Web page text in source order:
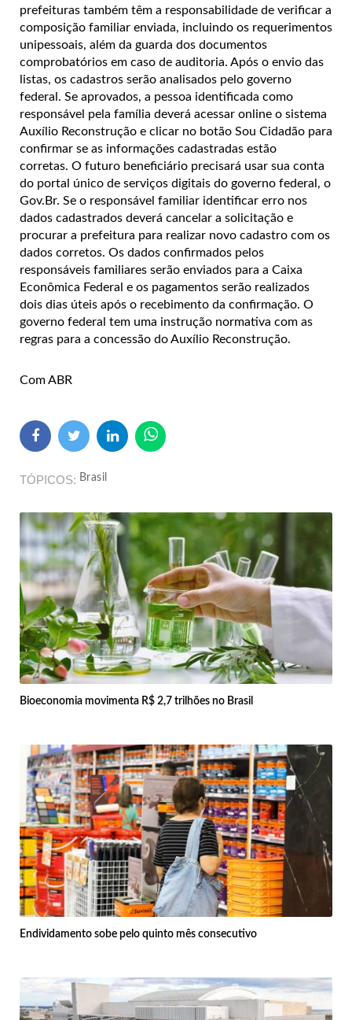
prefeituras também têm a responsabilidade de verificar a
composição familiar enviada, incluindo os requerimentos
unipessoais, além da guarda dos documentos
comprobatórios em caso de auditoria. Após o envio das
listas, os cadastros serão analisados pelo governo
federal. Se aprovados, a pessoa identificada como
responsável pela família deverá acessar online o sistema
Auxílio Reconstrução e clicar no botão Sou Cidadão para
confirmar se as informações cadastradas estão
corretas. O futuro beneficiário precisará usar sua conta
do portal único de serviços digitais do governo federal, o
Gov.Br. Se o responsável familiar identificar erro nos
dados cadastrados deverá cancelar a solicitação e
procurar a prefeitura para realizar novo cadastro com os
dados corretos. Os dados confirmados pelos
responsáveis familiares serão enviados para a Caixa
Econômica Federal e os pagamentos serão realizados
dois dias úteis após o recebimento da confirmação. O
governo federal tem uma instrução normativa com as
regras para a concessão do Auxílio Reconstrução.
Com ABR
TÓPICOS Brasil
Bioeconomia movimenta R$ 2,7 trilhões no Brasil
Endividamento sobe pelo quinto mês consecutivo